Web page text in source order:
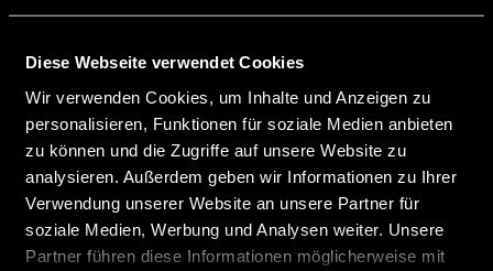
Diese Webseite verwendet Cookies
Wir verwenden Cookies, um Inhalte und Anzeigen zu
personalisieren, Funktionen für soziale Medien anbieten
zu können und die Zugriffe auf unsere Website zu
analysieren. Außerdem geben wir Informationen zu Ihrer
Verwendung unserer Website an unsere Partner für
soziale Medien, Werbung und Analysen weiter. Unsere
Partner führen diese Informationen möglicherweise mit
CM315E (NEW)
Length [mm]:3,2 mm